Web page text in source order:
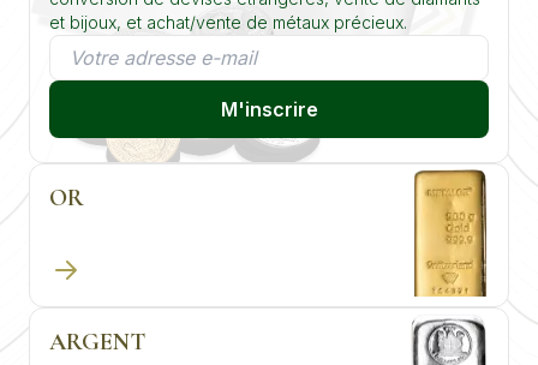
et bijoux, et achat/vente de métaux précieux.
M'inscrire
OR
ARGENT